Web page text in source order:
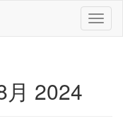
月 2024